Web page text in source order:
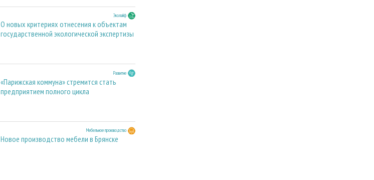
Эколайф
О новых критериях отнесения к объектам
государственной экологической экспертизы
Развитие
«Парижская коммуна» стремится стать
предприятием полного цикла
Мебельное производство
Новое производство мебели в Брянске